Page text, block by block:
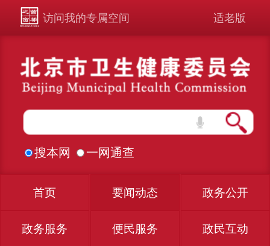
访问我的专属空间 适老版
搜本网 一网通查
首页 要闻动态 政务公开
政务服务 便民服务 政民互动